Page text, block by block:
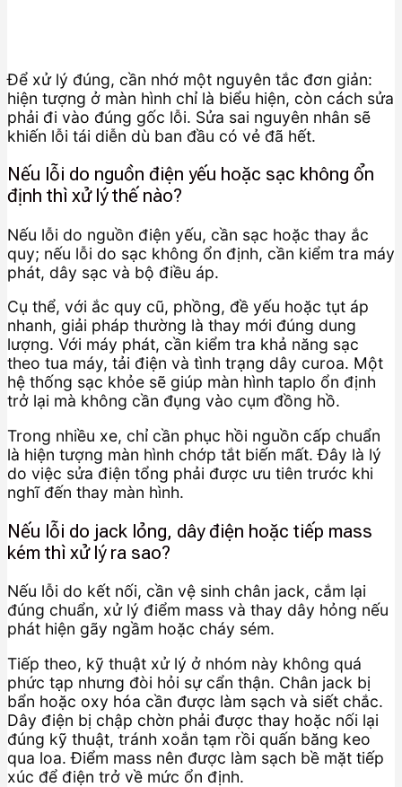
Để xử lý đúng, cần nhớ một nguyên tắc đơn giản:
hiện tượng ở màn hình chỉ là biểu hiện, còn cách sửa
phải đi vào đúng gốc lỗi. Sửa sai nguyên nhân sẽ
khiến lỗi tái diễn dù ban đầu có vẻ đã hết.
Nếu lỗi do nguồn điện yếu hoặc sạc không ổn
định thì xử lý thế nào?
Nếu lỗi do nguồn điện yếu, cần sạc hoặc thay ắc
quy; nếu lỗi do sạc không ổn định, cần kiểm tra máy
phát, dây sạc và bộ điều áp.
Cụ thể, với ắc quy cũ, phồng, đề yếu hoặc tụt áp
nhanh, giải pháp thường là thay mới đúng dung
lượng. Với máy phát, cần kiểm tra khả năng sạc
theo tua máy, tải điện và tình trạng dây curoa. Một
hệ thống sạc khỏe sẽ giúp màn hình taplo ổn định
trở lại mà không cần đụng vào cụm đồng hồ.
Trong nhiều xe, chỉ cần phục hồi nguồn cấp chuẩn
là hiện tượng màn hình chớp tắt biến mất. Đây là lý
do việc sửa điện tổng phải được ưu tiên trước khi
nghĩ đến thay màn hình.
Nếu lỗi do jack lỏng, dây điện hoặc tiếp mass
kém thì xử lý ra sao?
Nếu lỗi do kết nối, cần vệ sinh chân jack, cắm lại
đúng chuẩn, xử lý điểm mass và thay dây hỏng nếu
phát hiện gãy ngầm hoặc cháy sém.
Tiếp theo, kỹ thuật xử lý ở nhóm này không quá
phức tạp nhưng đòi hỏi sự cẩn thận. Chân jack bị
bẩn hoặc oxy hóa cần được làm sạch và siết chắc.
Dây điện bị chập chờn phải được thay hoặc nối lại
đúng kỹ thuật, tránh xoắn tạm rồi quấn băng keo
qua loa. Điểm mass nên được làm sạch bề mặt tiếp
xúc để điện trở về mức ổn định.